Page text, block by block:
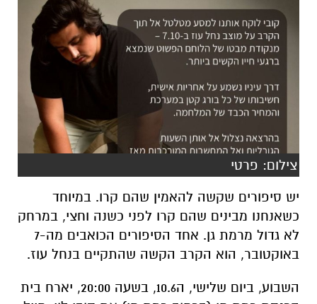
צילום: פרטי
יש סיפורים שקשה להאמין שהם קרו. במיוחד
כשאנחנו מבינים שהם קרו לפני כשנה וחצי, במרחק
לא גדול מרמת גן. אחד הסיפורים הכואבים מה-7
באוקטובר, הוא הקרב הקשה שהתקיים בנחל עוז.
השבוע, ביום שלישי, ה10.6, בשעה 20:00, יארח בית